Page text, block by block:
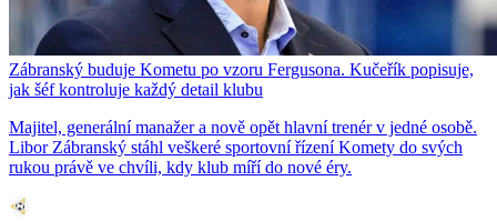
Zábranský buduje Kometu po vzoru Fergusona. Kučeřík popisuje,
jak šéf kontroluje každý detail klubu
Majitel, generální manažer a nově opět hlavní trenér v jedné osobě.
Libor Zábranský stáhl veškeré sportovní řízení Komety do svých
rukou právě ve chvíli, kdy klub míří do nové éry.